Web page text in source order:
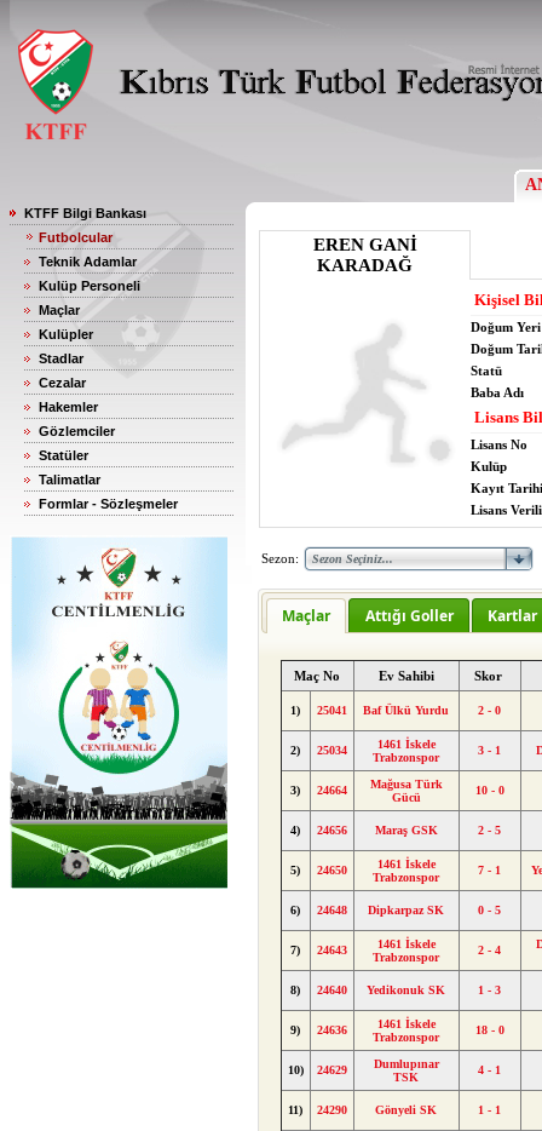
KTFF Bilgi Bankası
Futbolcular
Teknik Adamlar
Kulüp Personeli
Maçlar
Kulüpler
Stadlar
Cezalar
Hakemler
Gözlemciler
Statüler
Talimatlar
Formlar - Sözleşmeler
EREN GANİ
KARADAĞ
Kişisel
Doğum Yeri
Doğum
Statü
Baba Adı
Lisans
Lisans No
Kulüp
Kayıt Tarihi
Lisans
Sezon:
Maçlar Attığı Goller Kartlar
Maç No Ev Sahibi Skor
1) 25041 Baf Ülkü Yurdu 2 - 0
2) 25034
1461 İskele
Trabzonspor
3 - 1
3) 24664
Mağusa Türk
Gücü
10 - 0
4) 24656 Maraş GSK 2 - 5
5) 24650
1461 İskele
Trabzonspor
7 - 1
6) 24648 Dipkarpaz SK 0 - 5
7) 24643
1461 İskele
Trabzonspor
2 - 4
8) 24640 Yedikonuk SK 1 - 3
9) 24636
1461 İskele
Trabzonspor
18 - 0
10) 24629
Dumlupınar
TSK
4 - 1
11) 24290 Gönyeli SK 1 - 1